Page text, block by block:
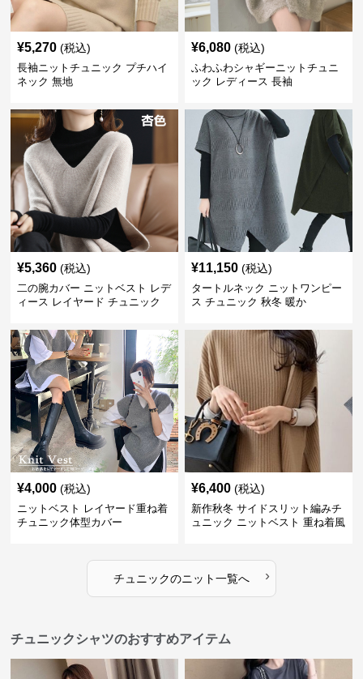
¥5,270 (税込)
長袖ニットチュニック プチハイ
ネック 無地
¥6,080 (税込)
ふわふわシャギーニットチュニ
ック レディース 長袖
¥5,360 (税込)
二の腕カバー ニットベスト レデ
ィース レイヤード チュニック
¥11,150 (税込)
タートルネック ニットワンピー
ス チュニック 秋冬 暖か
¥4,000 (税込)
ニットベスト レイヤード重ね着
チュニック体型カバー
¥6,400 (税込)
新作秋冬 サイドスリット編みチ
ュニック ニットベスト 重ね着風
チュニックのニット一覧へ ›
チュニックシャツのおすすめアイテム